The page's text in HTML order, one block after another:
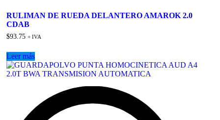
to
wishlist
RULIMAN DE RUEDA DELANTERO AMAROK 2.0
CDAB
$93.75 + IVA
Leer más